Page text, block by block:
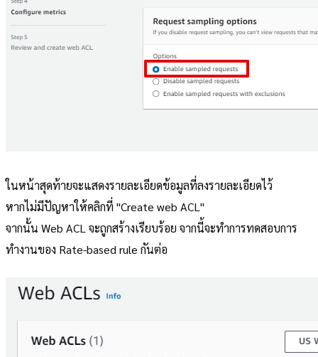
ในหน้าสุดท้ายจะแสดงรายละเอียดข้อมูลที่ลงรายละเอียดไว้
หากไม่มีปัญหาให้คลิกที่ "Create web ACL"
จากนั้น Web ACL จะถูกสร้างเรียบร้อย จากนี้จะทำการทดสอบการ
ทำงานของ Rate-based rule กันต่อ